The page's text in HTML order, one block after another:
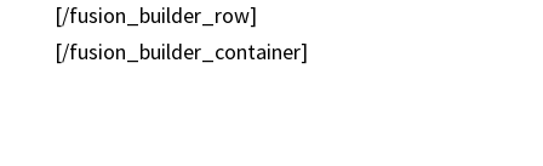
[/fusion_builder_row]
[/fusion_builder_container]